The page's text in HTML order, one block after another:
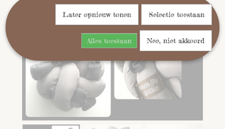
Later opnieuw tonen Selectie toestaan
Alles toestaan Nee, niet akkoord